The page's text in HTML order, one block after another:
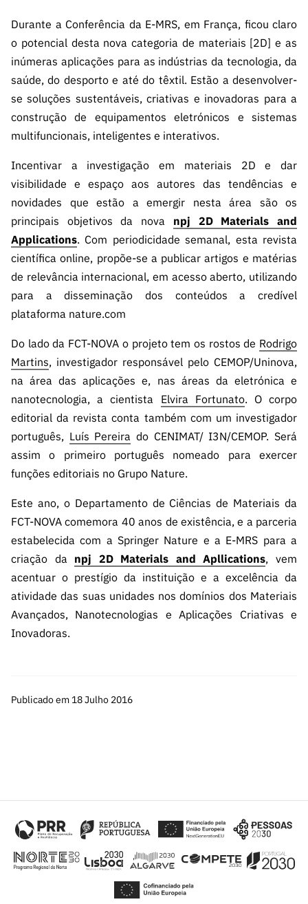
Durante a Conferência da E-MRS, em França, ficou claro
o potencial desta nova categoria de materiais [2D] e as
inúmeras aplicações para as indústrias da tecnologia, da
saúde, do desporto e até do têxtil. Estão a desenvolver-
se soluções sustentáveis, criativas e inovadoras para a
construção de equipamentos eletrónicos e sistemas
multifuncionais, inteligentes e interativos.
Incentivar a investigação em materiais 2D e dar
visibilidade e espaço aos autores das tendências e
novidades que estão a emergir nesta área são os
principais objetivos da nova npj 2D Materials and
Applications. Com periodicidade semanal, esta revista
científica online, propõe-se a publicar artigos e matérias
de relevância internacional, em acesso aberto, utilizando
para a disseminação dos conteúdos a credível
plataforma nature.com
Do lado da FCT-NOVA o projeto tem os rostos de Rodrigo
Martins, investigador responsável pelo CEMOP/Uninova,
na área das aplicações e, nas áreas da eletrónica e
nanotecnologia, a cientista Elvira Fortunato. O corpo
editorial da revista conta também com um investigador
português, Luís Pereira do CENIMAT/ I3N/CEMOP. Será
assim o primeiro português nomeado para exercer
funções editoriais no Grupo Nature.
Este ano, o Departamento de Ciências de Materiais da
FCT-NOVA comemora 40 anos de existência, e a parceria
estabelecida com a Springer Nature e a E-MRS para a
criação da npj 2D Materials and Apllications, vem
acentuar o prestígio da instituição e a excelência da
atividade das suas unidades nos domínios dos Materiais
Avançados, Nanotecnologias e Aplicações Criativas e
Inovadoras.
Publicado em 18 Julho 2016